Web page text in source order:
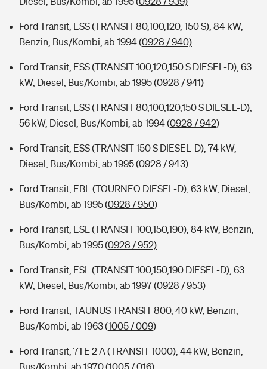
Ford Transit, ESS (TRANSIT 80,100,120, 150 S), 84 kW,
Benzin, Bus/Kombi, ab 1994(0928 / 940)
Ford Transit, ESS (TRANSIT 100,120,150 S DIESEL-D), 63
kW, Diesel, Bus/Kombi, ab 1995(0928 / 941)
Ford Transit, ESS (TRANSIT 80,100,120,150 S DIESEL-D),
56 kW, Diesel, Bus/Kombi, ab 1994(0928 / 942)
Ford Transit, ESS (TRANSIT 150 S DIESEL-D), 74 kW,
Diesel, Bus/Kombi, ab 1995(0928 / 943)
Ford Transit, EBL (TOURNEO DIESEL-D), 63 kW, Diesel,
Bus/Kombi, ab 1995(0928 / 950)
Ford Transit, ESL (TRANSIT 100,150,190), 84 kW, Benzin,
Bus/Kombi, ab 1995(0928 / 952)
Ford Transit, ESL (TRANSIT 100,150,190 DIESEL-D), 63
kW, Diesel, Bus/Kombi, ab 1997(0928 / 953)
Ford Transit, TAUNUS TRANSIT 800, 40 kW, Benzin,
Bus/Kombi, ab 1963(1005 / 009)
Ford Transit, 71 E 2 A (TRANSIT 1000), 44 kW, Benzin,
Bus/Kombi, ab 1970(1005 / 016)